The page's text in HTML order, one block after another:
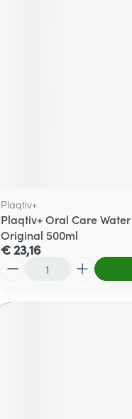
Plaqtiv+
Plaqtiv+ Oral Care
Original 500ml
€ 23,16